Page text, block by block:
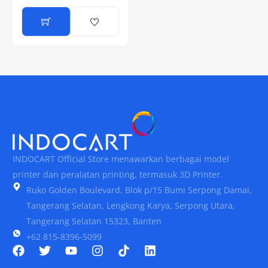
INDOCART Official Store menawarkan berbagai model
printer dan peralatan printing, termasuk 3D Printer.
Ruko Golden Boulevard, Blok p/15 Bumi Serpong Damai,
Tangerang Selatan, Lengkong Karya, Serpong Utara,
Tangerang Selatan 15323, Banten
+62 815-8396-5099